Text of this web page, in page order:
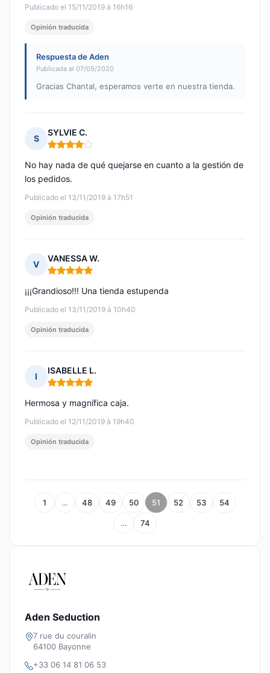
Publicado el 15/11/2019 à 16h16
Opinión traducida
Respuesta de Aden
Publicada el 07/05/2020
Gracias Chantal, esperamos verte en nuestra tienda.
S
SYLVIE C.
Nota: 4 de 5
Publicado el 13/11/2019 à 17h51
No hay nada de qué quejarse en cuanto a la gestión de
los pedidos.
Opinión traducida
V
VANESSA W.
Nota: 5 de 5
Publicado el 13/11/2019 à 10h40
¡¡¡Grandioso!!! Una tienda estupenda
Opinión traducida
I
ISABELLE L.
Nota: 5 de 5
Publicado el 12/11/2019 à 19h40
Hermosa y magnífica caja.
Opinión traducida
1 … 48 49 50 51 52 53 54
… 74
Aden Seduction
7 rue du couralin
64100 Bayonne
+33 06 14 81 06 53